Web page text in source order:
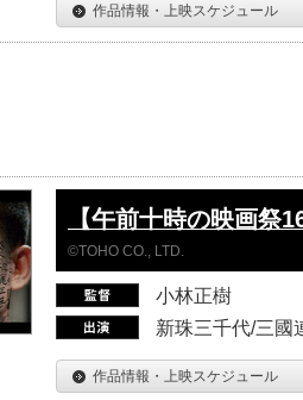
作品情報・上映スケジュール
【午前十時の映画祭
©TOHO CO., LTD.
小林正樹
新珠三千代/三國
作品情報・上映スケジュール